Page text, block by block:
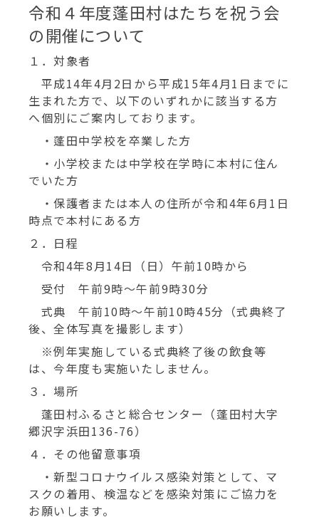
令和４年度蓬田村はたちを祝う会
の開催について
１．対象者
平成14年4月2日から平成15年4月1日までに
生まれた方で、以下のいずれかに該当する方
へ個別にご案内しております。
・蓬田中学校を卒業した方
・小学校または中学校在学時に本村に住ん
でいた方
・保護者または本人の住所が令和4年6月1日
時点で本村にある方
２．日程
令和4年8月14日（日）午前10時から
受付 午前9時～午前9時30分
式典 午前10時～午前10時45分（式典終了
後、全体写真を撮影します）
※例年実施している式典終了後の飲食等
は、今年度も実施いたしません。
３．場所
蓬田村ふるさと総合センター（蓬田村大字
郷沢字浜田136-76）
４．その他留意事項
・新型コロナウイルス感染対策として、マ
スクの着用、検温などを感染対策にご協力を
お願いします。